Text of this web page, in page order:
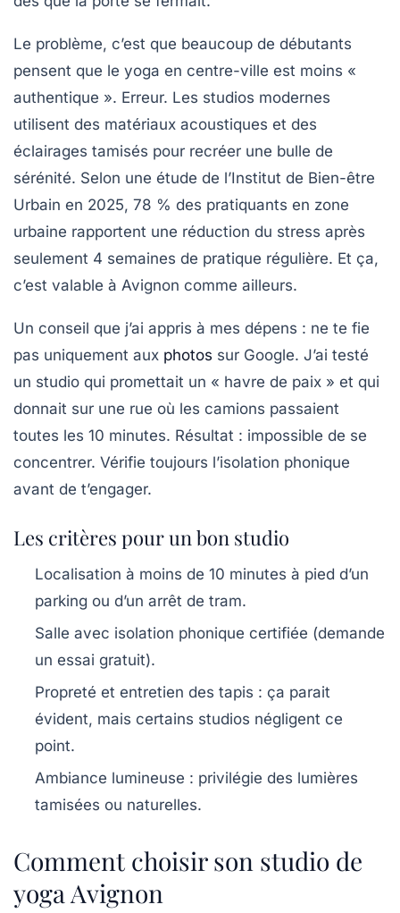
Le problème, c’est que beaucoup de débutants
pensent que le yoga en centre-ville est moins «
authentique ». Erreur. Les studios modernes
utilisent des matériaux acoustiques et des
éclairages tamisés pour recréer une bulle de
sérénité. Selon une étude de l’Institut de Bien-être
Urbain en 2025, 78 % des pratiquants en zone
urbaine rapportent une réduction du stress après
seulement 4 semaines de pratique régulière. Et ça,
c’est valable à Avignon comme ailleurs.
Un conseil que j’ai appris à mes dépens : ne te fie
pas uniquement aux photos sur Google. J’ai testé
un studio qui promettait un « havre de paix » et qui
donnait sur une rue où les camions passaient
toutes les 10 minutes. Résultat : impossible de se
concentrer. Vérifie toujours l’isolation phonique
avant de t’engager.
Les critères pour un bon studio
Localisation à moins de 10 minutes à pied d’un
parking ou d’un arrêt de tram.
Salle avec isolation phonique certifiée (demande
un essai gratuit).
Propreté et entretien des tapis : ça parait
évident, mais certains studios négligent ce
point.
Ambiance lumineuse : privilégie des lumières
tamisées ou naturelles.
Comment choisir son studio de
yoga Avignon